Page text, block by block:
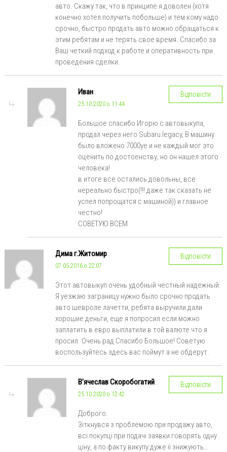
авто. Скажу так, что в принципе я доволен (хотя
конечно хотел получить побольше) и тем кому надо
срочно, быстро продать авто можно обращаться к
этим ребятам и не терять свое время. Спасибо за
Ваш четкий подход к работе и оперативность при
проведения сделки.
Иван:
25.10.2020 о 11:44
Большое спасибо Игорю с автовыкупа,
продал через него Subaru legacy, В машину
было вложено 7000уе и не каждый мог это
оценить по достоенству, но он нашел этого
человека!
в итоге все остались довольны, все
нереально быстро(!!! даже так сказать не
успел попрощатся с машиной)) и главное
честно!
СОВЕТУЮ ВСЕМ
Відповісти
Дима г.Житомир:
07.05.2016 о 22:07
Этот автовыкуп очень удобный честный надежный.
Я уезжаю заграницу нужно было срочно продать
авто шевроле лачетти, ребята выручили дали
хорошие деньги, еще я попросил если можно
заплатить в евро выплатили в той валюте что я
просил. Очень рад Спасибо Большое! Советую
воспользуйтесь здесь вас поймут а не обдерут.
Відповісти
В'ячеслав Скоробогатий:
25.10.2020 о 12:42
Доброго.
Зіткнувся з проблемою при продажу авто,
всі покупці при подачі заявки говорять одну
ціну, а по факту викупу дуже її знижують…
Відповісти